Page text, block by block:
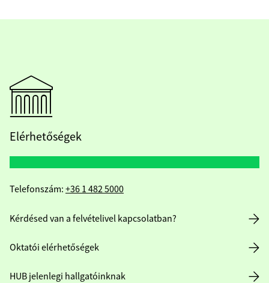
Elérhetőségek
Telefonszám: +36 1 482 5000
Kérdésed van a felvételivel kapcsolatban?
Oktatói elérhetőségek
HUB jelenlegi hallgatóinknak